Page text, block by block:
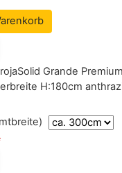
Grande
H:180cm